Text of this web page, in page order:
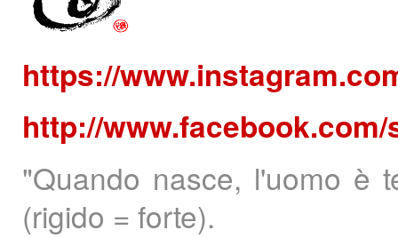
https://
http://
"Quando nasce, l'uomo è
(rigido = forte).